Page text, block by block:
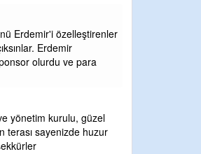
Erdemir'i özelleştirenler
Erdemir
olurdu ve para
yönetim kurulu, güzel
terası sayenizde huzur